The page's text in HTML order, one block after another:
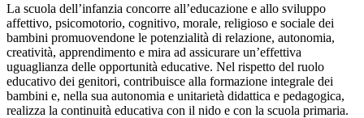
La scuola dell’infanzia concorre all’educazione e allo sviluppo
affettivo, psicomotorio, cognitivo, morale, religioso e sociale dei
bambini promuovendone le potenzialità di relazione, autonomia,
creatività, apprendimento e mira ad assicurare un’effettiva
uguaglianza delle opportunità educative. Nel rispetto del ruolo
educativo dei genitori, contribuisce alla formazione integrale dei
bambini e, nella sua autonomia e unitarietà didattica e pedagogica,
realizza la continuità educativa con il nido e con la scuola primaria.